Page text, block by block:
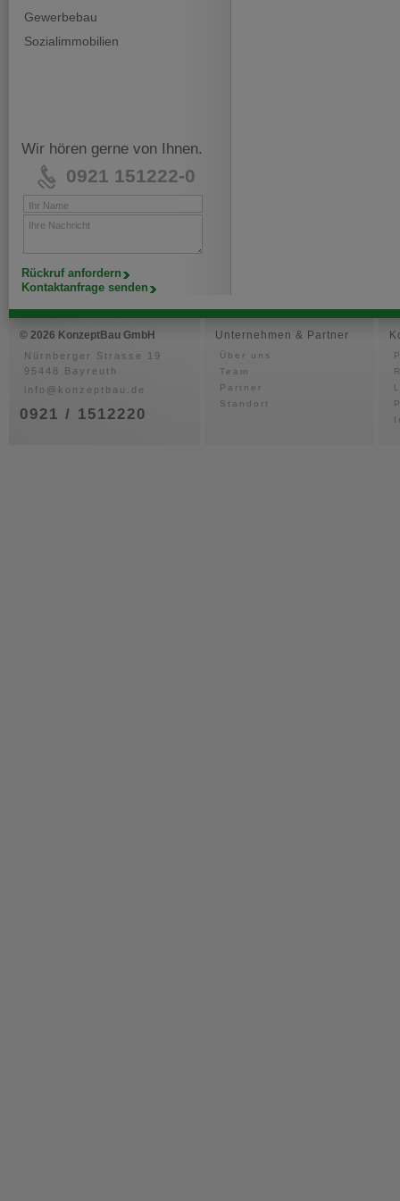
Gewerbebau
Sozialimmobilien
Wir hören gerne von Ihnen.
0921 151222-0
Ihr Name
Ihre Nachricht
Rückruf anfordern
Kontaktanfrage senden
© 2026 KonzeptBau GmbH
Nürnberger Strasse 19
95448 Bayreuth
info@konzeptbau.de
0921 / 1512220
Unternehmen & Partner
Über uns
Team
Partner
Standort